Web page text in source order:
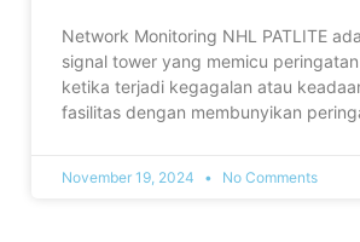
Network Monitoring NHL PATLITE
signal tower yang memicu
ketika terjadi kegagalan atau
fasilitas dengan membunyikan
November 19, 2024 No Comments